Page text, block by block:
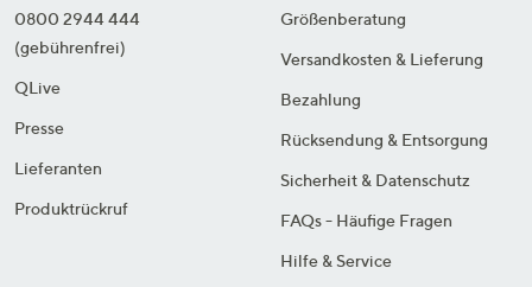
0800 2944 444
(gebührenfrei)
QLive
Presse
Lieferanten
Produktrückruf
Größenberatung
Versandkosten & Lieferung
Bezahlung
Rücksendung & Entsorgung
Sicherheit & Datenschutz
FAQs - Häufige Fragen
Hilfe & Service